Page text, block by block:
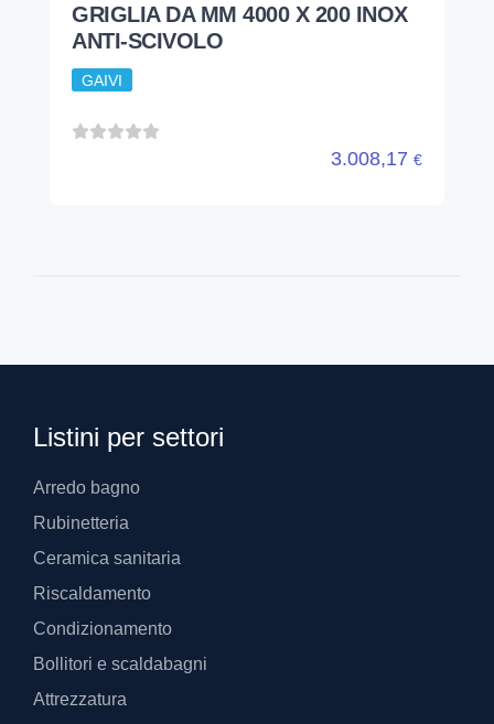
GRIGLIA DA MM 4000 X 200 INOX
ANTI-SCIVOLO
GAIVI
3.008,17 €
Listini per settori
Arredo bagno
Rubinetteria
Ceramica sanitaria
Riscaldamento
Condizionamento
Bollitori e scaldabagni
Attrezzatura